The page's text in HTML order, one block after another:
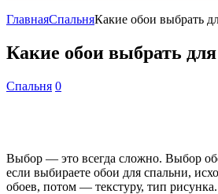
ГлавнаяСпальняКакие обои выбрать
Какие обои выбрать
Спальня 0
Выбор — это всегда сложно. Выбор
если выбираете обои для спальни,
обоев, потом — текстуру, тип